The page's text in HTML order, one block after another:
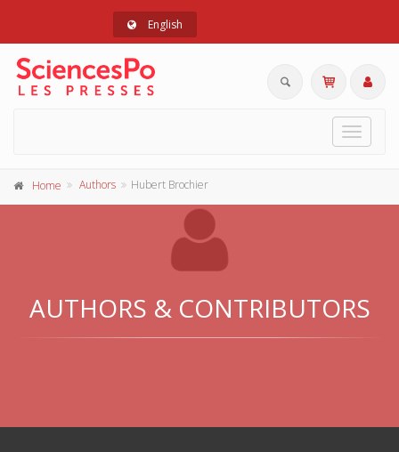
English
Toggle
Home Authors Hubert Brochier
AUTHORS & CONTRIBUTORS